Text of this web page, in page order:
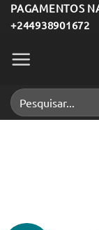
Skip
to
content
PAGAMENTOS
+244938901672
Pesquisar
por: